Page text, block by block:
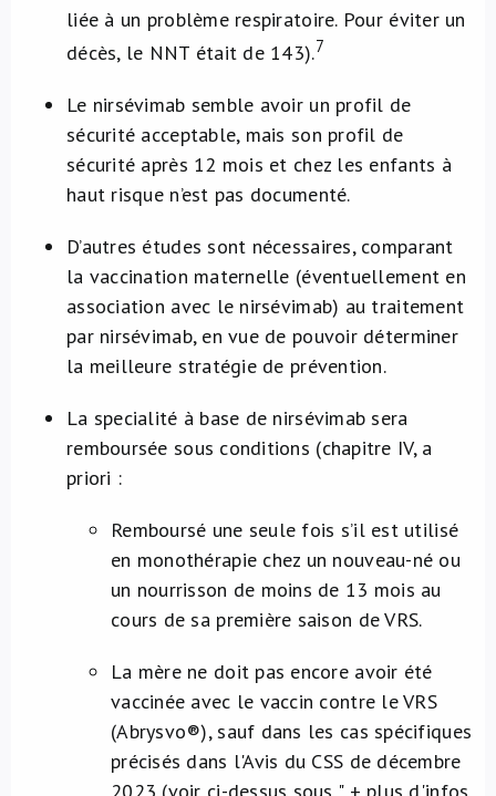
liée à un problème respiratoire. Pour éviter un
décès, le NNT était de 143).7
Le nirsévimab semble avoir un profil de
sécurité acceptable, mais son profil de
sécurité après 12 mois et chez les enfants à
haut risque n’est pas documenté.
D’autres études sont nécessaires, comparant
la vaccination maternelle (éventuellement en
association avec le nirsévimab) au traitement
par nirsévimab, en vue de pouvoir déterminer
la meilleure stratégie de prévention.
La specialité à base de nirsévimab sera
remboursée sous conditions (chapitre IV, a
priori :
Remboursé une seule fois s’il est utilisé
en monothérapie chez un nouveau-né ou
un nourrisson de moins de 13 mois au
cours de sa première saison de VRS.
La mère ne doit pas encore avoir été
vaccinée avec le vaccin contre le VRS
(Abrysvo®), sauf dans les cas spécifiques
précisés dans l'Avis du CSS de décembre